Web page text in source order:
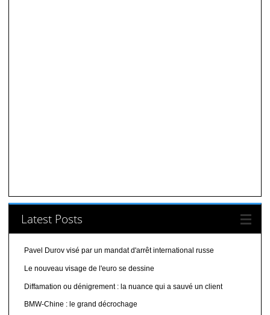
Latest Posts
Pavel Durov visé par un mandat d'arrêt international russe
Le nouveau visage de l'euro se dessine
Diffamation ou dénigrement : la nuance qui a sauvé un client
BMW-Chine : le grand décrochage